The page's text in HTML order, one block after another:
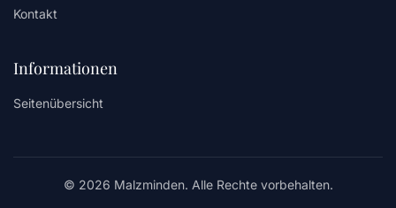
Kontakt
Informationen
Seitenübersicht
© 2026 Malzminden. Alle Rechte vorbehalten.